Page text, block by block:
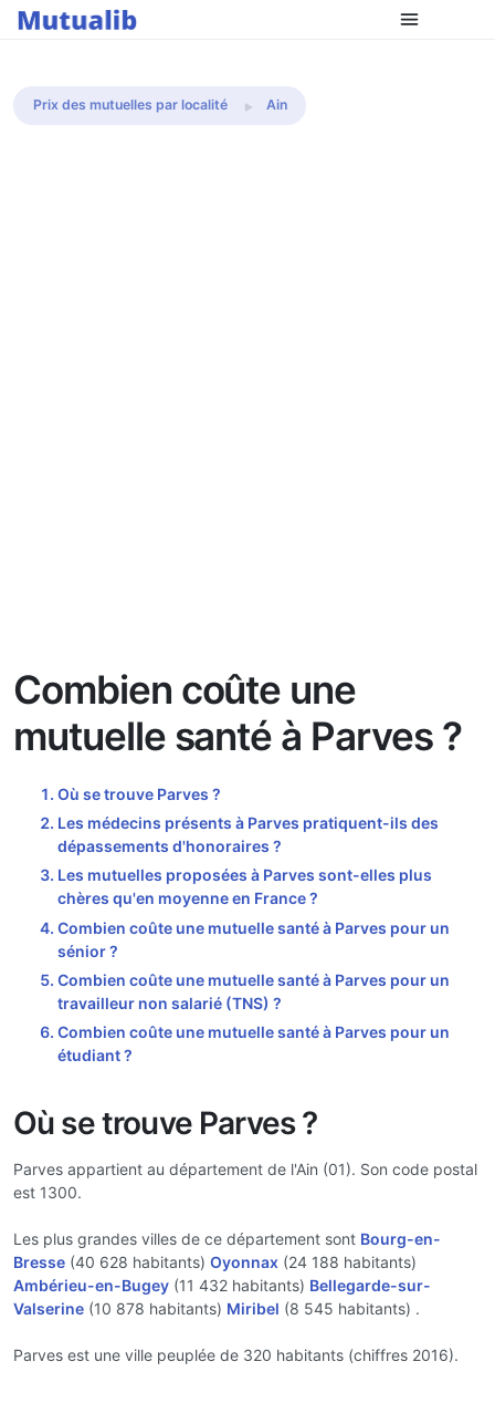
Comparer les mutuelles
Prix des mutuelles par localité Ain
Combien coûte une
mutuelle santé à Parves ?
Où se trouve Parves ?
Les médecins présents à Parves pratiquent-ils des
dépassements d'honoraires ?
Les mutuelles proposées à Parves sont-elles plus
chères qu'en moyenne en France ?
Combien coûte une mutuelle santé à Parves pour un
sénior ?
Combien coûte une mutuelle santé à Parves pour un
travailleur non salarié (TNS) ?
Combien coûte une mutuelle santé à Parves pour un
étudiant ?
Où se trouve Parves ?
Parves appartient au département de l'Ain (01). Son code postal
est 1300.
Les plus grandes villes de ce département sont Bourg-en-
Bresse (40 628 habitants) Oyonnax (24 188 habitants)
Ambérieu-en-Bugey (11 432 habitants) Bellegarde-sur-
Valserine (10 878 habitants) Miribel (8 545 habitants) .
Parves est une ville peuplée de 320 habitants (chiffres 2016).